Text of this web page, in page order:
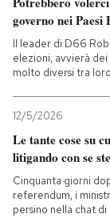
governo nei Paesi
Il leader di D66
elezioni, avvierà
molto diversi tra loro
12/5/2026
Le tante cose su
litigando con se
Cinquanta giorni
referendum, i
persino nella chat